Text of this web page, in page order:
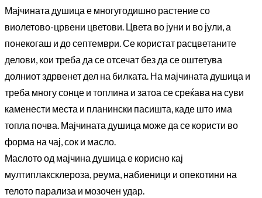
Мајчината душица е многугодишно растение со
виолетово-црвени цветови. Цвета во јуни и во јули, а
понекогаш и до септември. Се користат расцветаните
делови, кои треба да се отсечат без да се оштетува
долниот здрвенет дел на билката. На мајчината душица и
треба многу сонце и топлина и затоа се среќава на суви
каменести места и планински пасишта, каде што има
топла почва. Мајчината душица може да се користи во
форма на чај, сок и масло.
Маслото од мајчина душица е корисно кај
мултиплаксклероза, реума, набиеници и опекотини на
телото парализа и мозочен удар.